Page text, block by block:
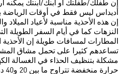
إن طفلك/طفلتك أو ابنك/ابنتك يمكنه
أديداس ليس فقط في أوقات الرياضة
إن هذه الأحذية مناسبة لأعياد
النزهات كما في أيام السفر الطويلة
المطارات لمسافات طويلة إن
تساعدهم كثيرا على تحمل مشاق
مشكلة بتنظيف الحذاء في الغسالة